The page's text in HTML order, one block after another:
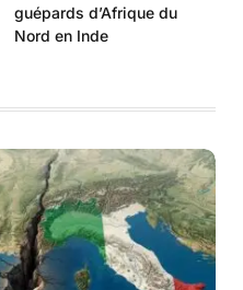
guépards d’Afrique du
Nord en Inde